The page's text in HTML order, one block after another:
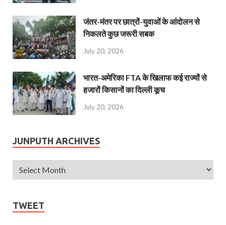
जंतर-मंतर पर छात्रों-युवाओं के आंदोलन से
निकलते कुछ जरूरी सबक
July 20, 2026
भारत-अमेरिका FTA के खिलाफ कई राज्यों से
हजारों किसानों का दिल्ली कूच
July 20, 2026
JUNPUTH ARCHIVES
TWEET